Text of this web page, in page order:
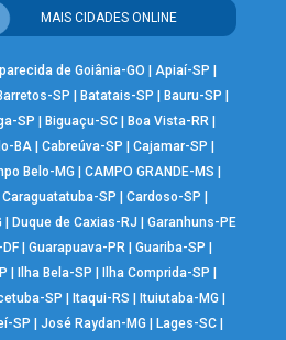
MAIS CIDADES ONLINE
de Goiânia-GO Apiaí-SP
SP Batatais-SP Bauru-SP
SP Biguaçu-SC Boa Vista-RR
BA| Cabreúva-SP Cajamar-SP
Belo-MG |CAMPO GRANDE-MS
Caraguatatuba-SP Cardoso-SP
Duque de Caxias-RJ
Garanhuns-PE
| Guarapuava-PR| Guariba-SP
Ilha Bela-SP Ilha Comprida-SP
SP Itaqui-RS Ituiutaba-MG
SP José Raydan-MG Lages-SC|